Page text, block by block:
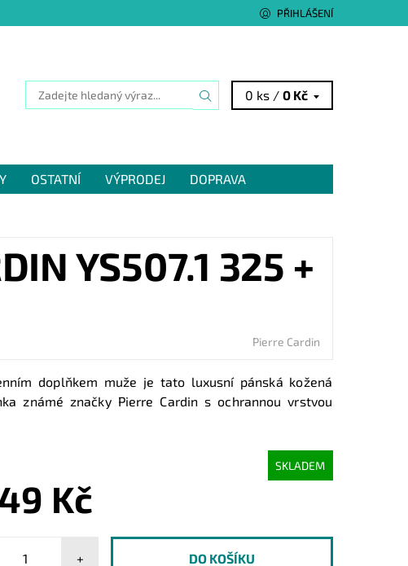
PŘIHLÁŠENÍ
0 ks /0 Kč
OSTATNÍ VÝPRODEJ
DOPRAVA
YS507.1 325 +
Pierre Cardin
doplňkem muže je tato luxusní pánská kožená
známé značky Pierre Cardin s ochrannou vrstvou
SKLADEM
Kč
+